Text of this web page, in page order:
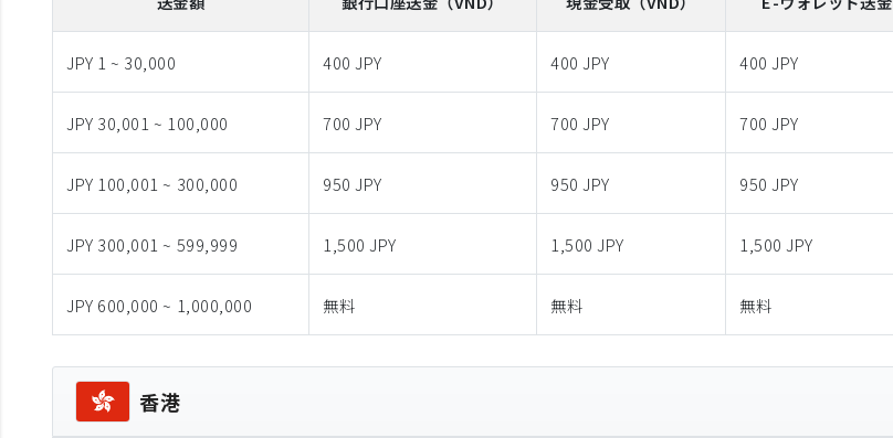
JPY 1 ~ 30,000 400 JPY 400 JPY 400 JPY
JPY 30,001 ~ 100,000 700 JPY 700 JPY 700 JPY
JPY 100,001 ~ 300,000 950 JPY 950 JPY 950 JPY
JPY 300,001 ~ 599,999 1,500 JPY 1,500 JPY 1,500 JPY
JPY 600,000 ~ 1,000,000 無料 無料 無料
香港